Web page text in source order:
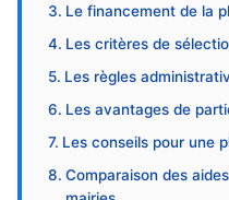
Le financement de la
Les critères de
Les règles
Les avantages de
Les conseils pour une
Comparaison des